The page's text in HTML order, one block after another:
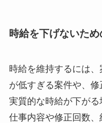
時給を下げないた
時給を維持するには
が低すぎる案件や、修
実質的な時給が下が
仕事内容や修正回数